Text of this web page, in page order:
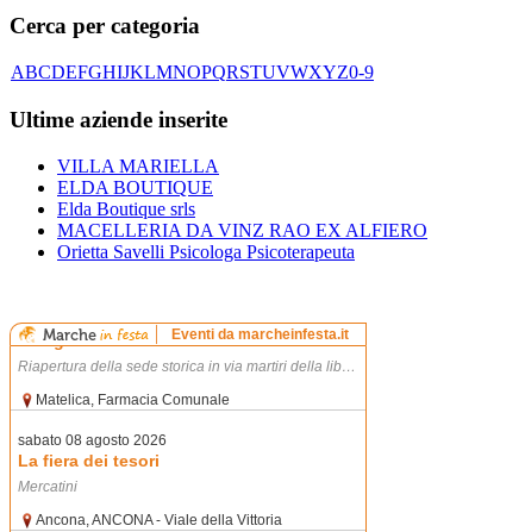
Cerca per categoria
ABCDEFGHIJKLMNOPQRSTUVWXYZ0-9
Ultime aziende inserite
VILLA MARIELLA
ELDA BOUTIQUE
Elda Boutique srls
MACELLERIA DA VINZ RAO EX ALFIERO
Orietta Savelli Psicologa Psicoterapeuta